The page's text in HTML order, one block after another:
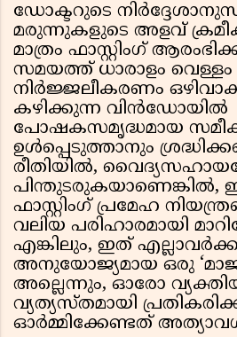
ഡോക്ടറുടെ
മരുന്നുകളുടെ അളവ്
മാത്രം ഫാസ്റ്റിംഗ്
സമയത്ത് ധാരാളം വെള്ളം
നിർജ്ജലീകരണം
കഴിക്കുന്ന വിൻഡോയിൽ
പോഷകസമൃദ്ധമായ
ഉൾപ്പെടുത്താനും
രീതിയിൽ,
പിന്തുടരുകയാണെങ്കിൽ,
ഫാസ്റ്റിംഗ് പ്രമേഹ
വലിയ പരിഹാരമായി
എങ്കിലും, ഇത്
അനുയോജ്യമായ ഒരു
അല്ലെന്നും, ഓരോ
വ്യത്യസ്തമായി
ഓർമ്മിക്കേണ്ടത്